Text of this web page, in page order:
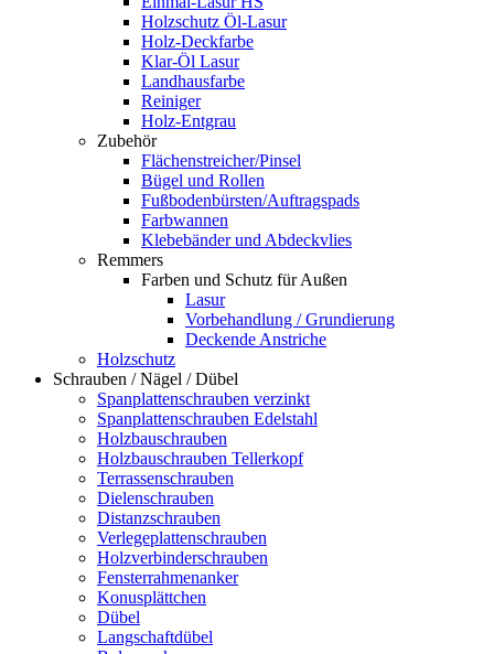
Holzschutz Öl-Lasur
Holz-Deckfarbe
Klar-Öl Lasur
Landhausfarbe
Reiniger
Holz-Entgrau
Zubehör
Flächenstreicher/Pinsel
Bügel und Rollen
Fußbodenbürsten/Auftragspads
Farbwannen
Klebebänder und Abdeckvlies
Remmers
Farben und Schutz für Außen
Lasur
Vorbehandlung / Grundierung
Deckende Anstriche
Holzschutz
Schrauben / Nägel / Dübel
Spanplattenschrauben verzinkt
Spanplattenschrauben Edelstahl
Holzbauschrauben
Holzbauschrauben Tellerkopf
Terrassenschrauben
Dielenschrauben
Distanzschrauben
Verlegeplattenschrauben
Holzverbinderschrauben
Fensterrahmenanker
Konusplättchen
Dübel
Langschaftdübel